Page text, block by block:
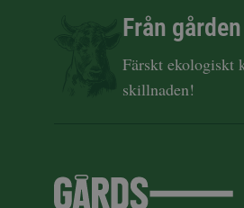
Från
Färskt ekologiskt
skillnaden!